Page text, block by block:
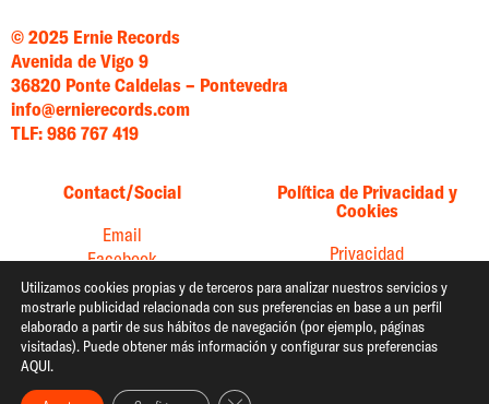
© 2025 Ernie Records
Avenida de Vigo 9
36820 Ponte Caldelas – Pontevedra
info@ernierecords.com
TLF: 986 767 419
Contact/Social
Email
Facebook
Instagram
Twitter
YouTube
Política de Privacidad y
Cookies
Privacidad
Utilizamos cookies propias y de terceros para analizar nuestros servicios y
mostrarle publicidad relacionada con sus preferencias en base a un perfil
elaborado a partir de sus hábitos de navegación (por ejemplo, páginas
visitadas). Puede obtener más información y configurar sus preferencias
AQUI.